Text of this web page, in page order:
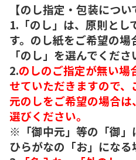
【のし指定・包装につい
1.「のし」は、原則とし
す。のし紙をご希望の
「のし」を選んでくださ
2.のしのご指定が無い場
せていただきますので
元のしをご希望の場合
選びください。
※「御中元」等の「御」
ひらがなの「お」になる